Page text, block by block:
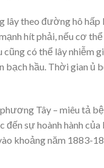
lây theo đường hô
hít phải, nếu cơ
cũng có thể lây nhiễm
hầu. Thời gian ủ
Tây – miêu tả
sự hoành hành
khoảng năm 1883-